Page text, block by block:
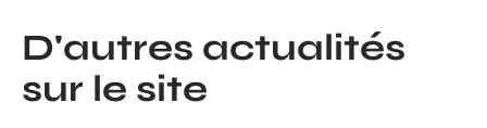
D'autres actualités
sur le site